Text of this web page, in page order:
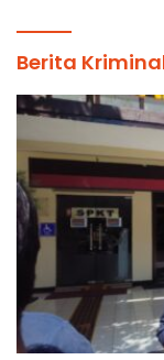
Berita